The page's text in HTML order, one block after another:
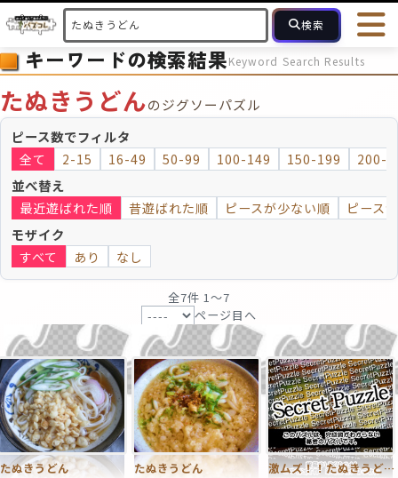
検索
HOME 会員登録
ログイン
ヘルプ
最近投稿され
ピース数 2～15 16～49 50～99 100
モザイク モザイクのみ
キーワードの検索結果Keyword Search Results
たぬきうどんのジグソーパズル
ピース数でフィルタ
全て 2-15 16-49 50-99 100-149 150-199 200-
並べ替え
最近遊ばれた順 昔遊ばれた順 ピースが少ない順 ピース
モザイク
すべて あり なし
全7件 1〜7
ページ目へ
たぬきうどん
たぬきうどん
激ムズ！！たぬきうどん定食